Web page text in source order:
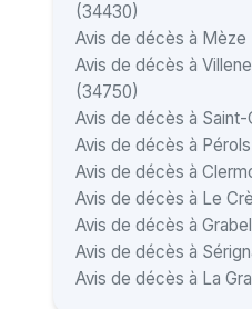
(34430)
Avis de décès à Mèze
Avis de décès à
(34750)
Avis de décès à
Avis de décès à
Avis de décès à
Avis de décès à Le
Avis de décès à
Avis de décès à
Avis de décès à La